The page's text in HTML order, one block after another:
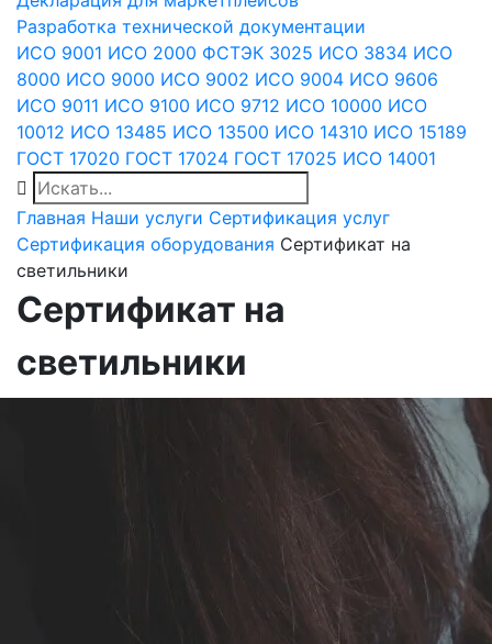
Разработка технической документации
ИСО 9001 ИСО 2000 ФСТЭК 3025 ИСО 3834 ИСО
8000 ИСО 9000 ИСО 9002 ИСО 9004 ИСО 9606
ИСО 9011 ИСО 9100 ИСО 9712 ИСО 10000 ИСО
10012 ИСО 13485 ИСО 13500 ИСО 14310 ИСО 15189
ГОСТ 17020 ГОСТ 17024 ГОСТ 17025 ИСО 14001
Главная Наши услуги Сертификация услуг
Сертификация оборудования Сертификат на
светильники
Сертификат на
светильники